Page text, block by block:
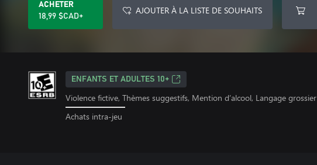
ACHETER
18,99 $CAD+
AJOUTER À LA LISTE DE SOUHAITS
ENFANTS ET ADULTES 10+
Violence fictive, Thèmes suggestifs, Mention d’alcool, Langage grossier
Achats intra-jeu